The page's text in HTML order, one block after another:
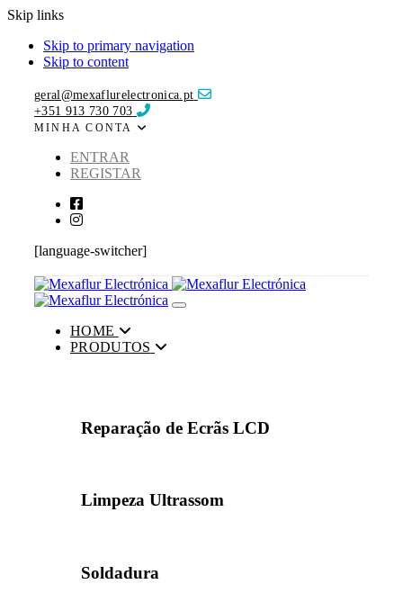
Skip links
Skip to primary navigation
Skip to content
geral@mexaflurelectronica.pt
+351 913 730 703
MINHA CONTA
ENTRAR
REGISTAR
[language-switcher]
Toggle navigation
HOME
PRODUTOS
Reparação de Ecrãs LCD
Limpeza Ultrassom
Soldadura